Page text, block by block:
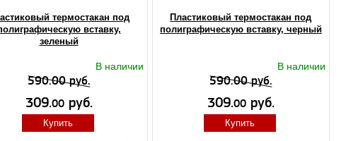
термостакан под
вставку,
зеленый
В наличии
590.00 руб.
309.00руб.
Купить
Пластиковый термостакан под
полиграфическую вставку, черный
В наличии
590.00 руб.
309.00руб.
Купить